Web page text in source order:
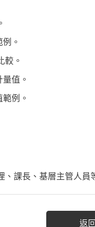
。
較。
值。
例。
課長、基層主管人員
返